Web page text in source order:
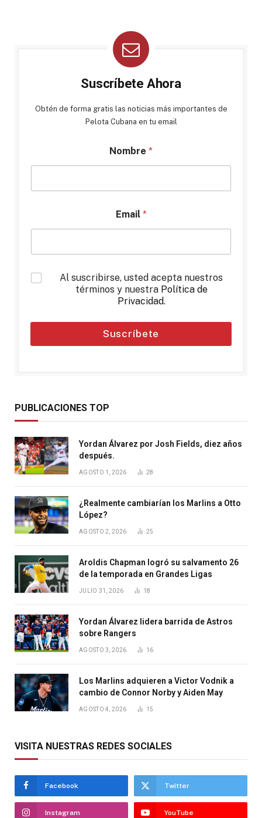
Suscríbete Ahora
Obtén de forma gratis las noticias más importantes de
Pelota Cubana en tu email
Nombre *
Email *
*
Al suscribirse, usted acepta nuestros
términos y nuestra Política de
Privacidad.
Suscríbete
PUBLICACIONES TOP
Yordan Álvarez por Josh Fields, diez años
después.
AGOSTO 1, 2026 28
¿Realmente cambiarían los Marlins a Otto
López?
AGOSTO 2, 2026 25
Aroldis Chapman logró su salvamento 26
de la temporada en Grandes Ligas
JULIO 31, 2026 18
Yordan Álvarez lidera barrida de Astros
sobre Rangers
AGOSTO 3, 2026 16
Los Marlins adquieren a Victor Vodnik a
cambio de Connor Norby y Aiden May
AGOSTO 4, 2026 15
VISITA NUESTRAS REDES SOCIALES
Facebook Twitter
Instagram YouTube